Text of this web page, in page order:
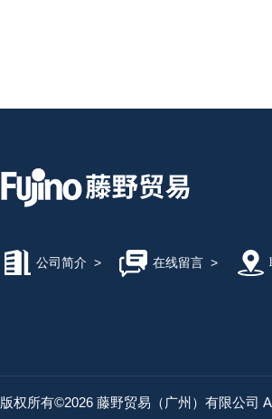
公司简介 > 在线留言>
版权所有©2026 藤野贸易（广州）有限公司